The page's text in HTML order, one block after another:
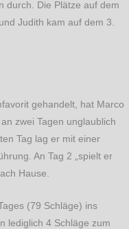
durch. Die Plätze auf dem
Judith kam auf dem 3.
gehandelt, hat Marco
zwei Tagen unglaublich
Tag lag er mit einer
An Tag 2 „spielt er
Hause.
(79 Schläge) ins
lediglich 4 Schläge zum